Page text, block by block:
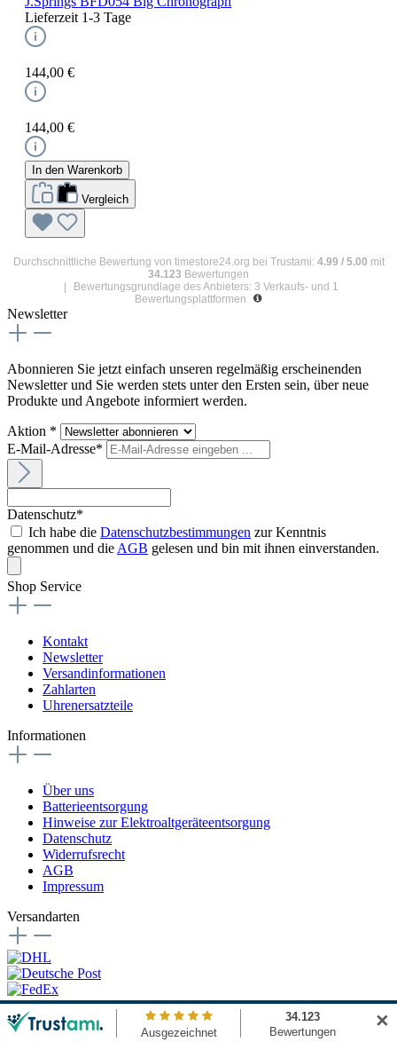
Lieferzeit 1-3 Tage
144,00 €
144,00 €
In den Warenkorb
Vergleich
Durchschnittliche Bewertung von timestore24.org bei Trustami: 4.99 / 5.00 mit
34.123 Bewertungen
Bewertungsgrundlage des Anbieters: 3 Verkaufs- und 1
Bewertungsplattformen
Newsletter
Abonnieren Sie jetzt einfach unseren regelmäßig erscheinenden
Newsletter und Sie werden stets unter den Ersten sein, über neue
Produkte und Angebote informiert werden.
Aktion *
E-Mail-Adresse*
Datenschutz*
Ich habe die Datenschutzbestimmungen zur Kenntnis
genommen und die AGB gelesen und bin mit ihnen einverstanden.
Shop Service
Kontakt
Newsletter
Versandinformationen
Zahlarten
Uhrenersatzteile
Informationen
Über uns
Batterieentsorgung
Hinweise zur Elektroaltgeräteentsorgung
Datenschutz
Widerrufsrecht
AGB
Impressum
Versandarten
Zahlungsarten
✕